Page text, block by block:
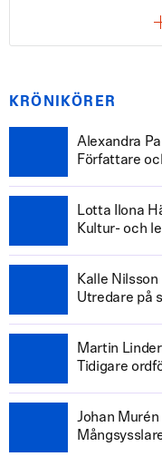
KRÖNIKÖRER
Alexandra
Författare
Lotta Ilona
Kultur- och
Kalle Nilsson
Utredare på
Martin Linder
Tidigare
Johan Murén